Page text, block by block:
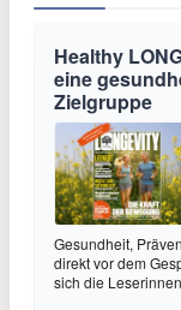
Healthy
eine
Zielgruppe
Gesundheit,
direkt vor dem
sich die